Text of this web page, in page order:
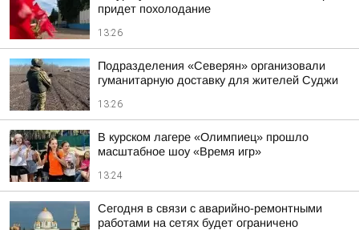
придет похолодание
13:26
Подразделения «Северян» организовали
гуманитарную доставку для жителей Суджи
13:26
В курском лагере «Олимпиец» прошло
масштабное шоу «Время игр»
13:24
Сегодня в связи с аварийно-ремонтными
работами на сетях будет ограничено